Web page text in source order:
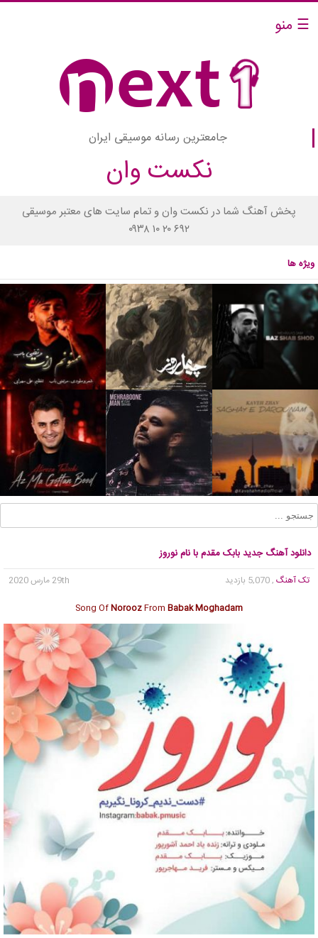
☰ منو
جامعترین رسانه موسیقی ایران
نکست وان
پخش آهنگ شما در نکست وان و تمام سایت های معتبر موسیقی
۰۹۳۸ ۱۰ ۲۰ ۶۹۲
ویژه ها
دانلود آهنگ جدید بابک مقدم با نام نوروز
تک آهنگ , 5,070 بازدید
29th مارس 2020
Song OfNoroozFrom Babak Moghadam